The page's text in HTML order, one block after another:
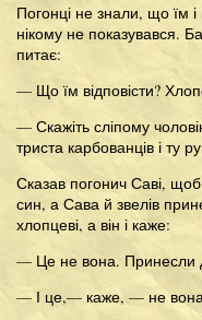
Погонці не знали, що їм і
нікому не показувався.
питає:
— Що їм відповісти?
— Скажіть сліпому
триста карбованців і ту
Сказав погонич Саві,
син, а Сава й звелів
хлопцеві, а він і каже:
— Це не вона. Принесли
— І це,— каже, — не